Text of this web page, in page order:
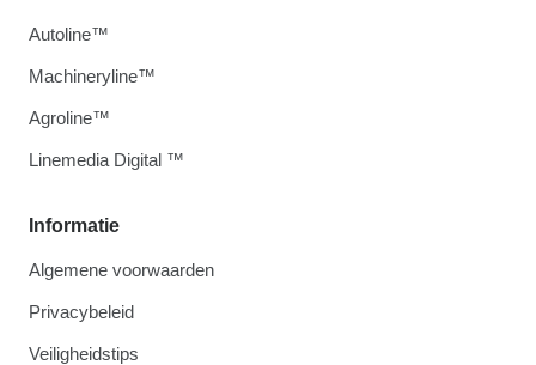
Informatie
Algemene voorwaarden
Privacybeleid
Veiligheidstips
Autoline™
Machineryline™
Agroline™
Linemedia Digital ™